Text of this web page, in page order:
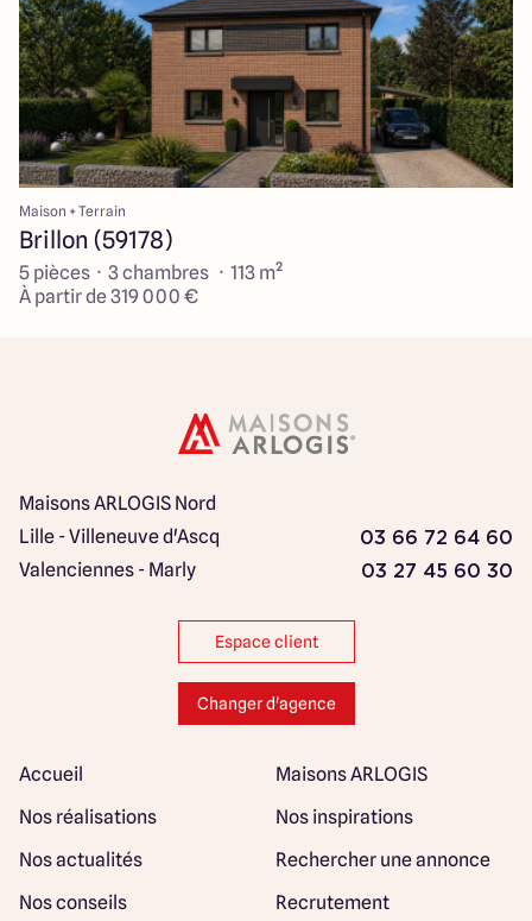
Maison + Terrain
Brillon (59178)
5 pièces · 3 chambres · 113 m²
À partir de 319 000 €
Maisons ARLOGIS Nord
Lille - Villeneuve d'Ascq
03 66 72 64 60
Valenciennes - Marly 03 27 45 60 30
Espace client
Changer d'agence
Accueil
Maisons ARLOGIS
Nos réalisations
Nos inspirations
Nos actualités
Rechercher une annonce
Nos conseils
Recrutement